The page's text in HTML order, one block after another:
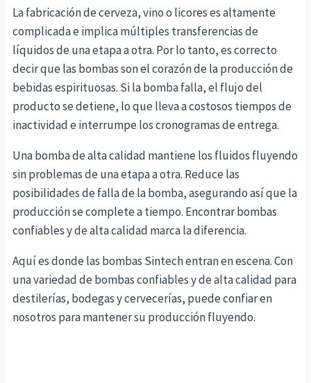
La fabricación de cerveza, vino o licores es altamente
complicada e implica múltiples transferencias de
líquidos de una etapa a otra. Por lo tanto, es correcto
decir que las bombas son el corazón de la producción de
bebidas espirituosas. Si la bomba falla, el flujo del
producto se detiene, lo que lleva a costosos tiempos de
inactividad e interrumpe los cronogramas de entrega.
Una bomba de alta calidad mantiene los fluidos fluyendo
sin problemas de una etapa a otra. Reduce las
posibilidades de falla de la bomba, asegurando así que la
producción se complete a tiempo. Encontrar bombas
confiables y de alta calidad marca la diferencia.
Aquí es donde las bombas Sintech entran en escena. Con
una variedad de bombas confiables y de alta calidad para
destilerías, bodegas y cervecerías, puede confiar en
nosotros para mantener su producción fluyendo.